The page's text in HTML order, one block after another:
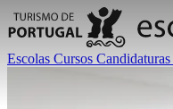
Escolas Cursos Candidaturas